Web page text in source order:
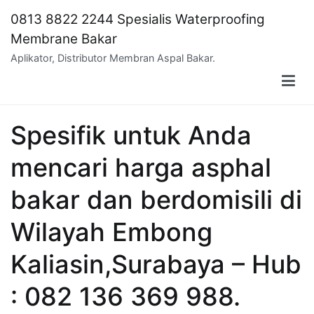
content
0813 8822 2244 Spesialis Waterproofing
Membrane Bakar
Aplikator, Distributor Membran Aspal Bakar.
Spesifik untuk Anda
mencari harga asphal
bakar dan berdomisili di
Wilayah Embong
Kaliasin,Surabaya – Hub
: 082 136 369 988.